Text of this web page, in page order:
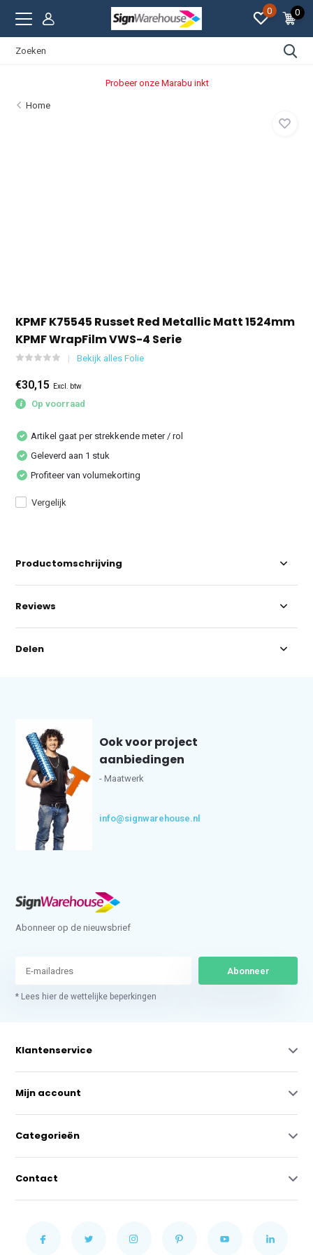
0 0
Probeer onze Marabu inkt
Home
KPMF K75545 Russet Red Metallic Matt 1524mm
KPMF WrapFilm VWS-4 Serie
Bekijk alles Folie
€30,15 Excl. btw
Op voorraad
Artikel gaat per strekkende meter / rol
Geleverd aan 1 stuk
Profiteer van volumekorting
Vergelijk
Productomschrijving
Reviews
Delen
Ook voor project
aanbiedingen
- Maatwerk
info@signwarehouse.nl
Abonneer op de nieuwsbrief
Abonneer
* Lees hier de wettelijke beperkingen
Klantenservice
Mijn account
Categorieën
Contact